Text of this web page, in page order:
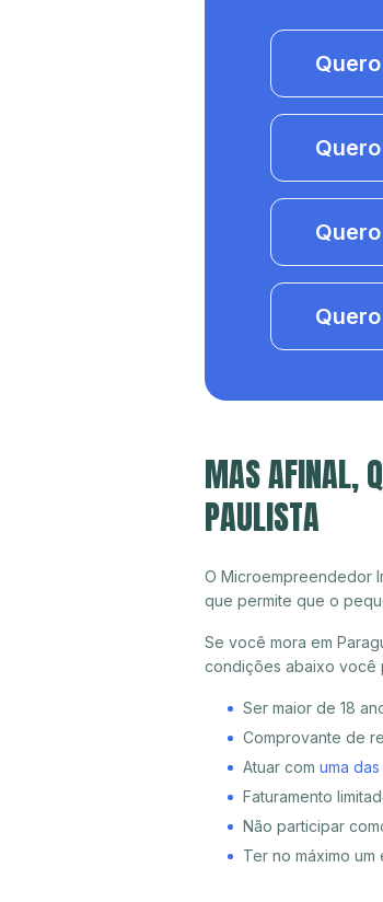
Quero
Quero
MAS AFINAL,
PAULISTA
O Microempreendedor
que permite que o
Se você mora em
condições abaixo você
Ser maior de 18
Comprovante de
Atuar com uma
Faturamento
Não participar
Ter no máximo um